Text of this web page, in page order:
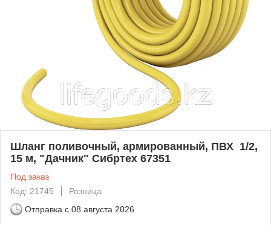
Шланг поливочный, армированный, ПВХ 1/2,
15 м, "Дачник" Сибртех 67351
Под заказ
Код: 21745
Розница
Отправка с 08 августа 2026